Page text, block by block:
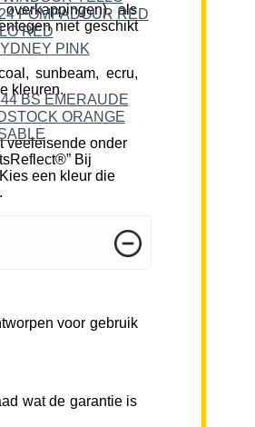
als
niet geschikt
sunbeam, ecru,
kleuren.
veeleisende onder
Bij
een kleur die
voor gebruik
wat de garantie is